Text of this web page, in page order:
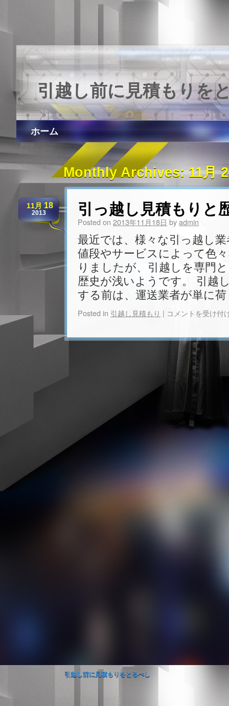
引越し前に見積もりを
ホーム
Monthly Archives: 11月
11月 18
2013 引っ越し見積もりと
Posted on 2013年11月18日 byadmin
最近では、様々な引っ越し
値段やサービスによって色
りましたが、引越しを専門
歴史が浅いようです。 引越
する前は、運送業者が単に
Posted in 引越し見積もり | コメントを受け付
引越し前に見積もりをとるべし